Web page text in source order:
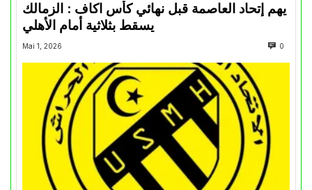
يهم إتحاد العاصمة قبل نهائي كأس اكاف : الزمالك
Mai 1, 2026 0